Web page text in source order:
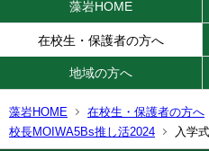
藻岩HOME
在校生・保護者の方へ
地域の方へ
藻岩HOME 在校生・保護者の方へ
校長MOIWA5Bs推し活2024
入学